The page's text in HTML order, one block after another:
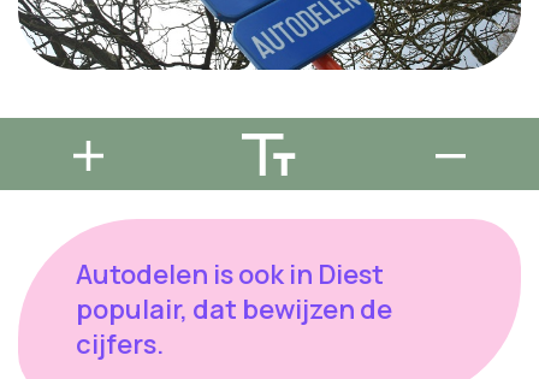
Autodelen is ook in Diest
populair, dat bewijzen de
cijfers.